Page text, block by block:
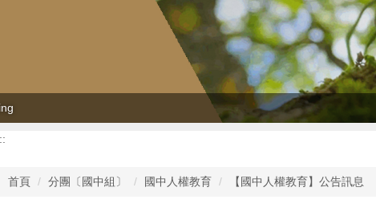
首頁 分團〔國中組〕 國中人權教育 【國中人權教育】公告訊息